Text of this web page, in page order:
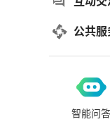
公共服
智能问答